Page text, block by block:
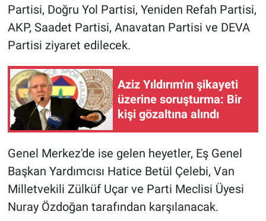
Partisi, Doğru Yol Partisi, Yeniden Refah Partisi,
AKP, Saadet Partisi, Anavatan Partisi ve DEVA
Partisi ziyaret edilecek.
Aziz Yıldırım'ın şikayeti
üzerine soruşturma: Bir
kişi gözaltına alındı
Genel Merkez'de ise gelen heyetler, Eş Genel
Başkan Yardımcısı Hatice Betül Çelebi, Van
Milletvekili Zülküf Uçar ve Parti Meclisi Üyesi
Nuray Özdoğan tarafından karşılanacak.